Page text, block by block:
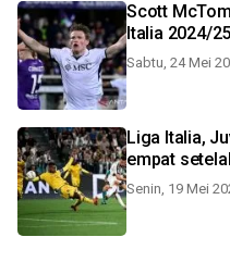
Scott
Italia 2024/25
Sabtu, 24 Mei
Liga Italia,
empat
Senin, 19 Mei